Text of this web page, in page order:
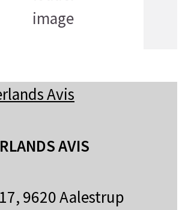
skydække
AVIS
9620 Aalestrup